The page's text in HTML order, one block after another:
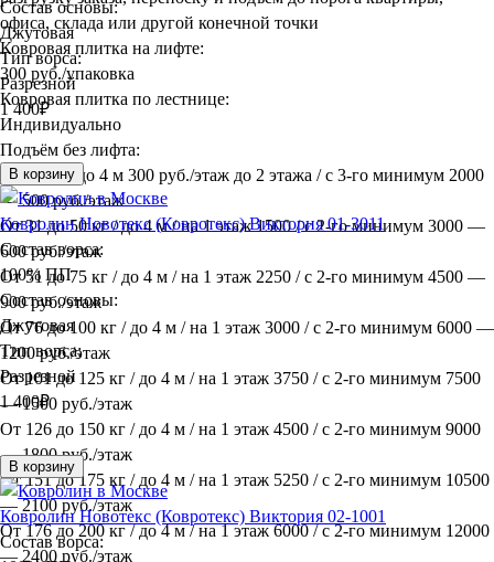
офиса, склада или другой конечной точки
Ковровая плитка на лифте:
300 руб./упаковка
Ковровая плитка по лестнице:
Индивидуально
Подъём без лифта:
До 30 кг / до 4 м 300 руб./этаж до 2 этажа / с 3-го минимум 2000
— 500 руб./этаж
От 31 до 50 кг / до 4 м / на 1 этаж 1500 / с 2-го минимум 3000 —
600 руб./этаж
От 51 до 75 кг / до 4 м / на 1 этаж 2250 / с 2-го минимум 4500 —
900 руб./этаж
От 76 до 100 кг / до 4 м / на 1 этаж 3000 / с 2-го минимум 6000 —
1200 руб./этаж
От 101 до 125 кг / до 4 м / на 1 этаж 3750 / с 2-го минимум 7500
— 1500 руб./этаж
От 126 до 150 кг / до 4 м / на 1 этаж 4500 / с 2-го минимум 9000
— 1800 руб./этаж
От 151 до 175 кг / до 4 м / на 1 этаж 5250 / с 2-го минимум 10500
— 2100 руб./этаж
От 176 до 200 кг / до 4 м / на 1 этаж 6000 / с 2-го минимум 12000
— 2400 руб./этаж
Состав основы:
Джутовая
Тип ворса:
Разрезной
1 400₽
В корзину
Ковролин Новотекс (Ковротекс) Виктория 01-3011
Состав ворса:
100% ПП
Состав основы:
Джутовая
Тип ворса:
Разрезной
1 400₽
В корзину
Ковролин Новотекс (Ковротекс) Виктория 02-1001
Состав ворса: